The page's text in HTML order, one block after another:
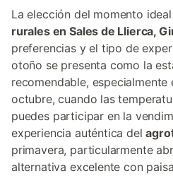
La elección del momento
rurales en Sales de Llierca,
preferencias y el tipo de
otoño se presenta como la
recomendable,
octubre, cuando las
puedes participar en la
experiencia auténtica del
primavera, particularmente
alternativa excelente con